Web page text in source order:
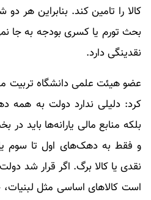
کالا را تامین کند. بنابراین هر
بحث تورم یا کسری بودجه به جا
نقدینگی دارد.
عضو هیئت علمی دانشگاه تربیت
کرد: دلیلی ندارد دولت به همه
بلکه منابع مالی یارانه‌ها باید
و فقط به دهک‌های اول تا سوم
نقدی یا کالا برگ. اگر قرار شد
است کالاهای اساسی مثل